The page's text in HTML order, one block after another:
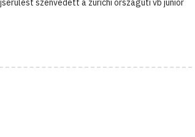
szenvedett a zürichi országúti vb junior